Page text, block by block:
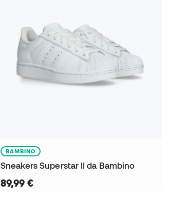
BAMBINO
Sneakers Superstar II da Bambino
89,99 €